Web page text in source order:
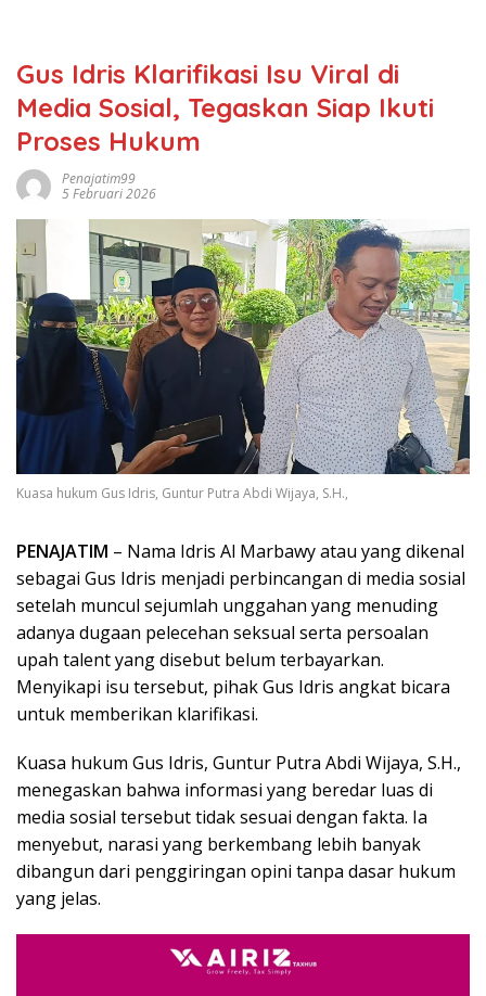
Gus Idris Klarifikasi Isu Viral di
Media Sosial, Tegaskan Siap Ikuti
Proses Hukum
Penajatim99
5 Februari 2026
Kuasa hukum Gus Idris, Guntur Putra Abdi Wijaya, S.H.,
PENAJATIM – Nama Idris Al Marbawy atau yang dikenal
sebagai Gus Idris menjadi perbincangan di media sosial
setelah muncul sejumlah unggahan yang menuding
adanya dugaan pelecehan seksual serta persoalan
upah talent yang disebut belum terbayarkan.
Menyikapi isu tersebut, pihak Gus Idris angkat bicara
untuk memberikan klarifikasi.
Kuasa hukum Gus Idris, Guntur Putra Abdi Wijaya, S.H.,
menegaskan bahwa informasi yang beredar luas di
media sosial tersebut tidak sesuai dengan fakta. Ia
menyebut, narasi yang berkembang lebih banyak
dibangun dari penggiringan opini tanpa dasar hukum
yang jelas.